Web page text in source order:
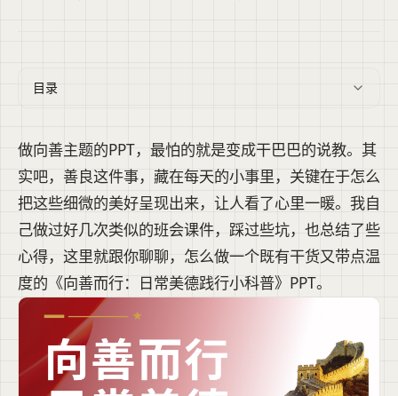
目录
做向善主题的PPT，最怕的就是变成干巴巴的说教。其
实吧，善良这件事，藏在每天的小事里，关键在于怎么
把这些细微的美好呈现出来，让人看了心里一暖。我自
己做过好几次类似的班会课件，踩过些坑，也总结了些
心得，这里就跟你聊聊，怎么做一个既有干货又带点温
度的《向善而行：日常美德践行小科普》PPT。